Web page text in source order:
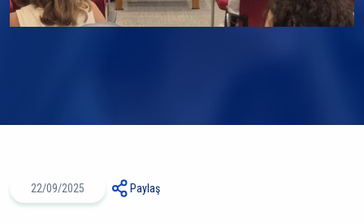
22/09/2025 Paylaş